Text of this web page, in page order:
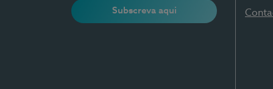
Subscreva aqui